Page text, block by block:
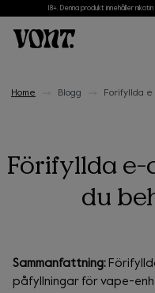
Hoppa till
18+. Denna produkt innehåller
Home Blogg Forifyllda
Förifyllda
du
Sammanfattning:
påfyllningar för vape-